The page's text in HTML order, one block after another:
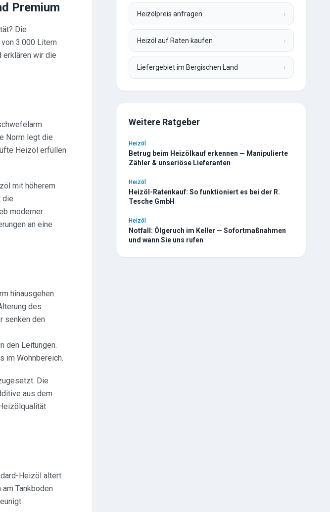
Premium
Die
3.000 Litern
erklären wir die
Norm legt die
Heizöl erfüllen
mit höherem
die
moderner
an eine
hinausgehen.
des
senken den
den Leitungen.
im Wohnbereich.
Die
aus dem
Heizöl altert
Tankboden
Heizölpreis anfragen ›
Heizöl auf Raten kaufen ›
Liefergebiet im Bergischen Land ›
Weitere Ratgeber
Heizöl
Betrug beim Heizölkauf erkennen — Manipulierte
Zähler & unseriöse Lieferanten
Heizöl
Heizöl-Ratenkauf: So funktioniert es bei der R.
Tesche GmbH
Heizöl
Notfall: Ölgeruch im Keller — Sofortmaßnahmen
und wann Sie uns rufen